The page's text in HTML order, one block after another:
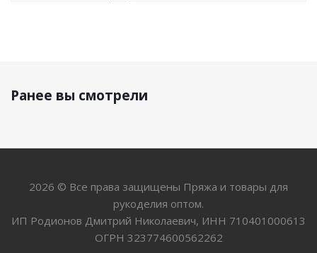
Ранее вы смотрели
2026 © Все права защищены Пряжа и товары для
рукоделия оптом.
ИП Родионов Дмитрий Николаевич, ИНН 710401000613
ОГРН 323774600562262